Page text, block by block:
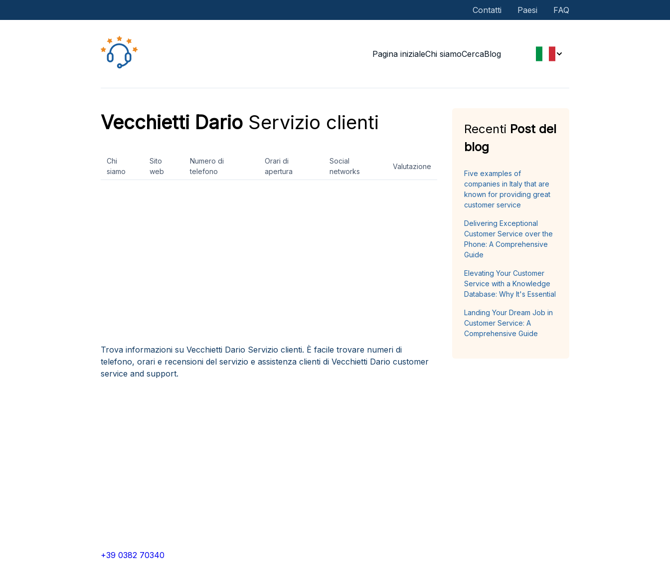
Contatti Paesi FAQ
Pagina inizialeChi siamoCercaBlog
Vecchietti DarioServizio clienti
Chi
siamo
Sito
web
Numero di
telefono
Orari di
apertura
Social
networks
Valutazione
Trova informazioni su Vecchietti Dario Servizio clienti. È facile trovare numeri di
telefono, orari e recensioni del servizio e assistenza clienti di Vecchietti Dario customer
service and support.
+39 0382 70340
Recenti Post del
blog
Five examples of
companies in Italy that are
known for providing great
customer service
Delivering Exceptional
Customer Service over the
Phone: A Comprehensive
Guide
Elevating Your Customer
Service with a Knowledge
Database: Why It's Essential
Landing Your Dream Job in
Customer Service: A
Comprehensive Guide